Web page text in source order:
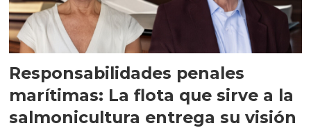
Responsabilidades penales
marítimas: La flota que sirve a la
salmonicultura entrega su visión